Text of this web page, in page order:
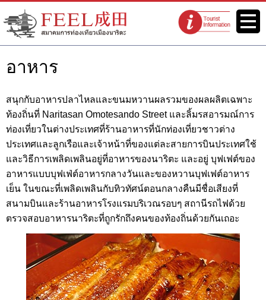
เว็บไซต์สมาคมการท่องเที่ยวเมือง
นาริตะ FEEL นาริตะ
จุดแนะนำนัก
ท่องเที่ยว
เมนู
อาหาร
สนุกกับอาหารปลาไหลและขนมหวานผลรวมของผลผลิตเฉพาะ
ท้องถิ่นที่ Naritasan Omotesando Street และลิ้มรสอารมณ์การ
ท่องเที่ยวในต่างประเทศที่ร้านอาหารที่นักท่องเที่ยวชาวต่าง
ประเทศและลูกเรือและเจ้าหน้าที่ของแต่ละสายการบินประเทศใช้
และวิธีการเพลิดเพลินอยู่ที่อาหารของนาริตะ และอยู่ บุฟเฟต์ของ
อาหารแบบบุฟเฟ่ต์อาหารกลางวันและของหวานบุฟเฟต์อาหาร
เย็น ในขณะที่เพลิดเพลินกับทิวทัศน์ตอนกลางคืนมีชื่อเสียงที่
สนามบินและร้านอาหารโรงแรมบริเวณรอบๆ สถานีรถไฟด้วย
ตรวจสอบอาหารนาริตะที่ถูกรักถึงคนของท้องถิ่นด้วยกันเถอะ